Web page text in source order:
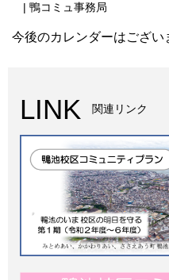
| 鴨コミュ事務局
今後のカレンダーはござい
LINK 関連リンク